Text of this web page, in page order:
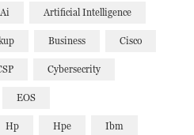
Ai Artificial Intelligence
Business Cisco
Cybersecrity
EOS
Hp Hpe Ibm